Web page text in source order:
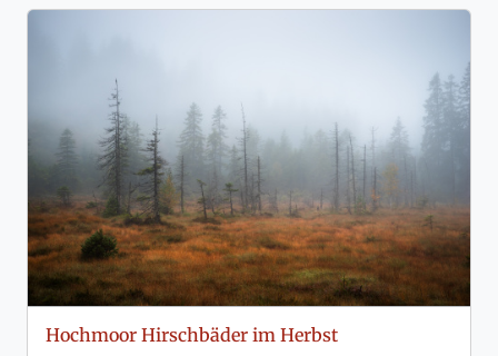
Hochmoor Hirschbäder im Herbst